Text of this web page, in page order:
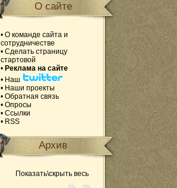
О сайте
• О команде сайта и
сотрудничестве
• Сделать страницу
стартовой
• Реклама на сайте
• Наш
• Наши проекты
• Обратная связь
• Опросы
• Ссылки
• RSS
Архив
Показать\скрыть весь